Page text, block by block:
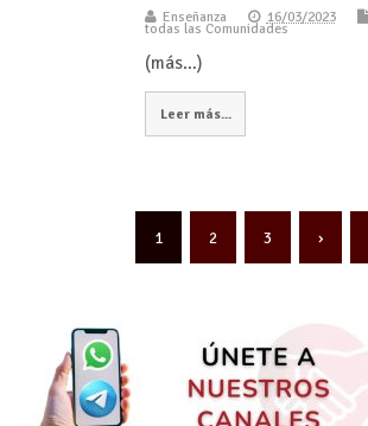
Enseñanza 16/03/2023
todas las Comunidades
(más…)
Leer más...
1 2 3 ›